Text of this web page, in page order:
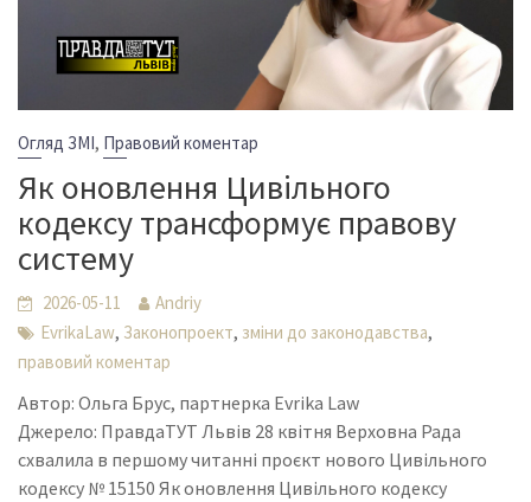
Огляд ЗМІ, Правовий коментар
Як оновлення Цивільного
кодексу трансформує правову
систему
2026-05-11
Andriy
EvrikaLaw, Законопроект, зміни до законодавства,
правовий коментар
Автор: Ольга Брус, партнерка Evrika Law
Джерело: ПравдаТУТ Львів 28 квітня Верховна Рада
схвалила в першому читанні проєкт нового Цивільного
кодексу № 15150 Як оновлення Цивільного кодексу